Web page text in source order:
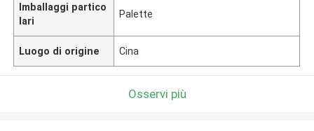
Imballaggi partico
lari
Palette
Luogo di origine Cina
Osservi più